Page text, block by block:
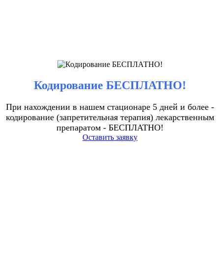
Кодирование БЕСПЛАТНО!
При нахождении в нашем стационаре 5 дней и более -
кодирование (запретительная терапия) лекарственным
препаратом - БЕСПЛАТНО!
Оставить заявку